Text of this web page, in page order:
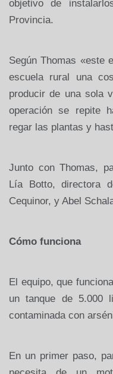
objetivo de
Provincia.
Según Thomas «este
escuela rural una
producir de una sola
operación se repite
regar las plantas y
Junto con Thomas,
Lía Botto, directora
Cequinor, y Abel
Cómo funciona
El equipo, que
un tanque de 5.000
contaminada con
En un primer paso,